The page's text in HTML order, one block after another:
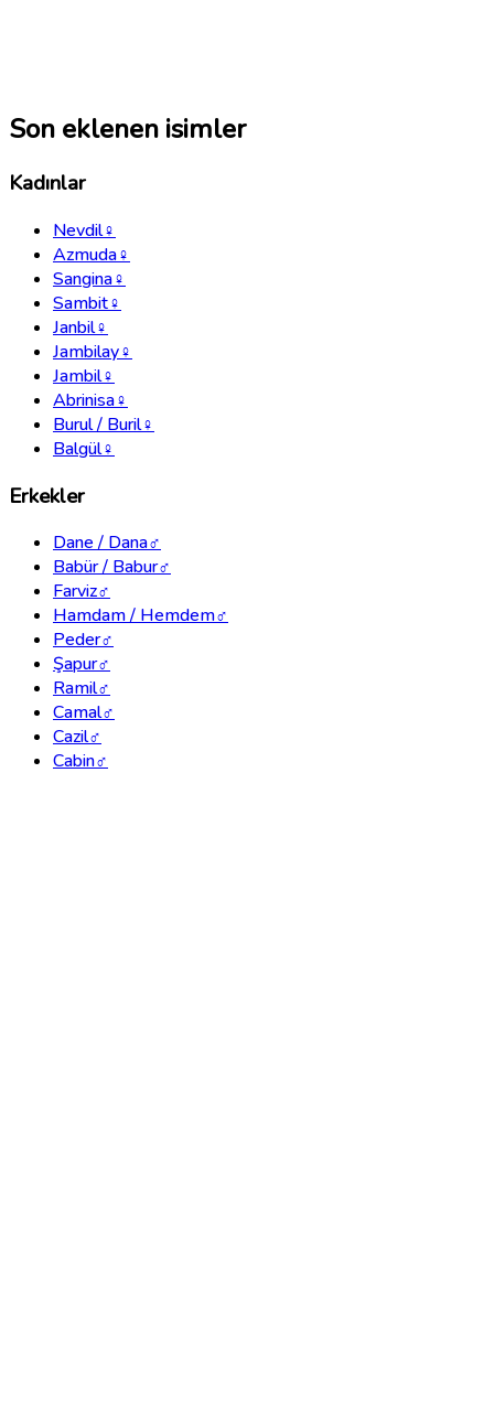
Son eklenen isimler
Kadınlar
Nevdil♀
Azmuda♀
Sangina♀
Sambit♀
Janbil♀
Jambilay♀
Jambil♀
Abrinisa♀
Burul / Buril♀
Balgül♀
Erkekler
Dane / Dana♂
Babür / Babur♂
Farviz♂
Hamdam / Hemdem♂
Peder♂
Şapur♂
Ramil♂
Camal♂
Cazil♂
Cabin♂